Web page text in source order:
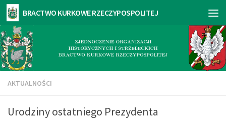
AKTUALNOŚCI
Urodziny ostatniego Prezydenta